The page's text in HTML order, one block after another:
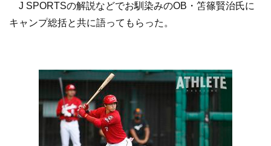
J SPORTSの解説などでお馴染みのOB・笘篠賢治氏に
キャンプ総括と共に語ってもらった。